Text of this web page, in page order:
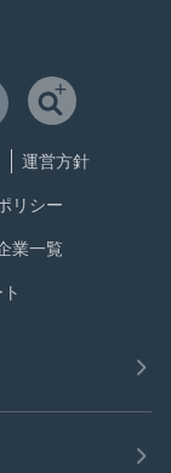
運営方針
リシー
業一覧